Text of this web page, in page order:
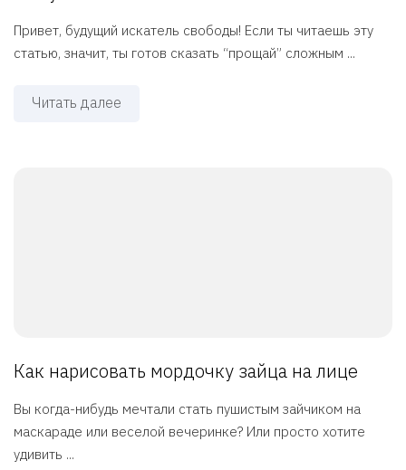
Привет, будущий искатель свободы! Если ты читаешь эту
статью, значит, ты готов сказать “прощай” сложным ...
Читать далее
Как нарисовать мордочку зайца на лице
Вы когда-нибудь мечтали стать пушистым зайчиком на
маскараде или веселой вечеринке? Или просто хотите
удивить ...